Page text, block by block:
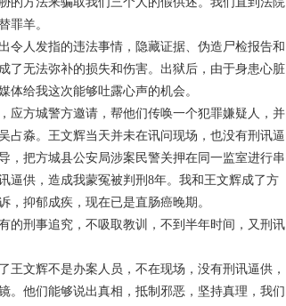
罪羊。
令人发指的违法事情，隐藏证据、伪造尸检报告和
了无法弥补的损失和伤害。出狱后，由于身患心脏
体给我这次能够吐露心声的机会。
应方城警方邀请，帮他们传唤一个犯罪嫌疑人，并
占淼。王文辉当天并未在讯问现场，也没有刑讯逼
，把方城县公安局涉案民警关押在同一监室进行串
逼供，造成我蒙冤被判刑8年。我和王文辉成了方
，抑郁成疾，现在已是直肠癌晚期。
的刑事追究，不吸取教训，不到半年时间，又刑讯
文辉不是办案人员，不在现场，没有刑讯逼供，
。他们能够说出真相，抵制邪恶，坚持真理，我们